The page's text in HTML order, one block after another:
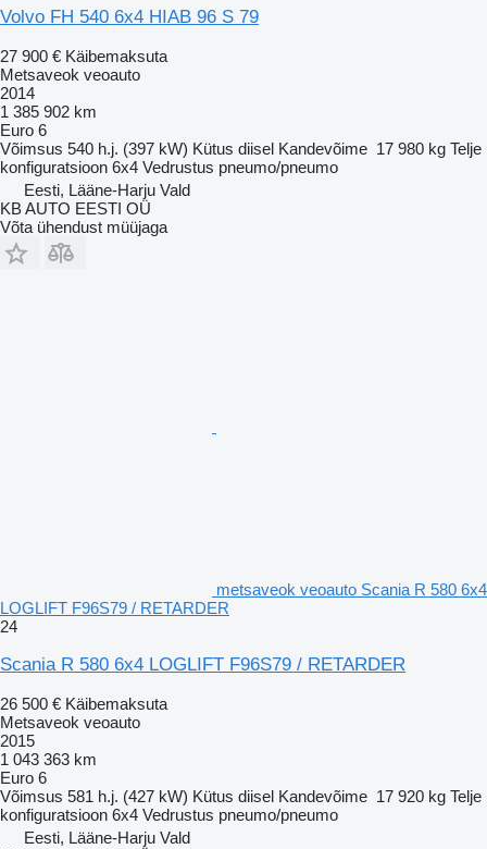
Volvo FH 540 6x4 HIAB 96 S 79
27 900 € Käibemaksuta
Metsaveok veoauto
2014
1 385 902 km
Euro 6
Võimsus 540 h.j. (397 kW) Kütus diisel Kandevõime 17 980 kg Telje
konfiguratsioon 6x4 Vedrustus pneumo/pneumo
Eesti, Lääne-Harju Vald
KB AUTO EESTI OÜ
Võta ühendust müüjaga
metsaveok veoauto Scania R 580 6x4
LOGLIFT F96S79 / RETARDER
24
Scania R 580 6x4 LOGLIFT F96S79 / RETARDER
26 500 € Käibemaksuta
Metsaveok veoauto
2015
1 043 363 km
Euro 6
Võimsus 581 h.j. (427 kW) Kütus diisel Kandevõime 17 920 kg Telje
konfiguratsioon 6x4 Vedrustus pneumo/pneumo
Eesti, Lääne-Harju Vald